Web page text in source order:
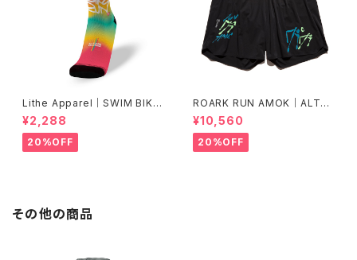
Lithe Apparel｜SWIM BIKE
RUN [COLOR]
¥2,288
20%OFF
ROARK RUN AMOK｜ALTA
5" Col.BLACK FJORD
¥10,560
20%OFF
その他の商品